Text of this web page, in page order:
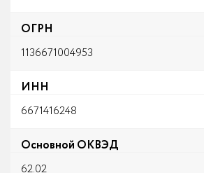
ОГРН
1136671004953
ИНН
6671416248
Основной ОКВЭД
62.02